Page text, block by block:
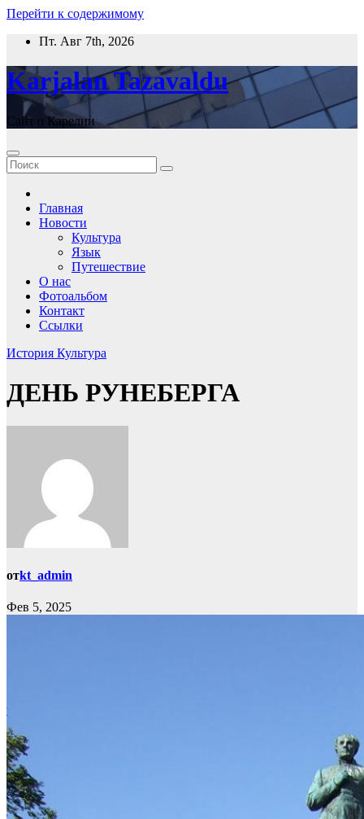
Перейти к содержимому
Пт. Авг 7th, 2026
Karjalan Tazavaldu
Сайт о Карелии
Главная
Новости
Культура
Язык
Путешествие
О нас
Фотоальбом
Контакт
Ссылки
История Культура
ДЕНЬ РУНЕБЕРГА
отkt_admin
Фев 5, 2025